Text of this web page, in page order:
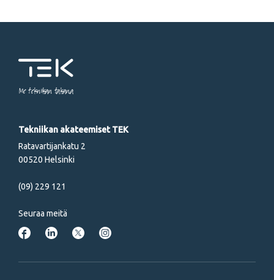
Me tekniikan takana
Tekniikan akateemiset TEK
Ratavartijankatu 2
00520 Helsinki
(09) 229 121
Seuraa meitä